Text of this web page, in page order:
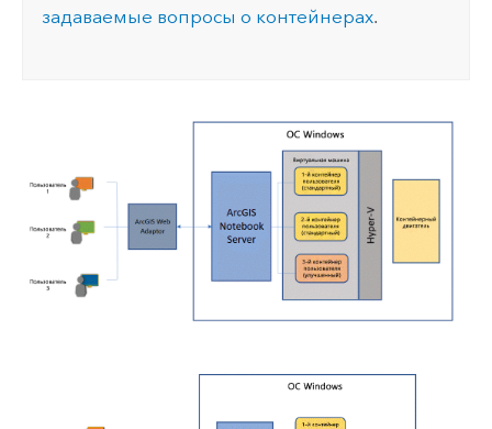
задаваемые вопросы о контейнерах.